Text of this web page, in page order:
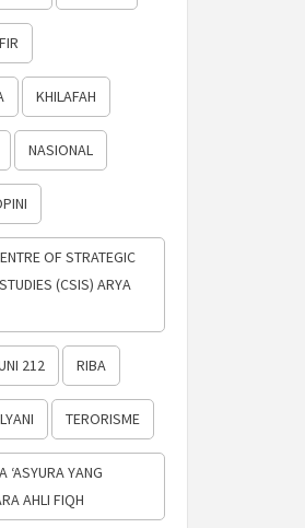
KHILAFAH
NASIONAL
OF STRATEGIC
(CSIS) ARYA
212 RIBA
TERORISME
‘ASYURA YANG
AHLI FIQH